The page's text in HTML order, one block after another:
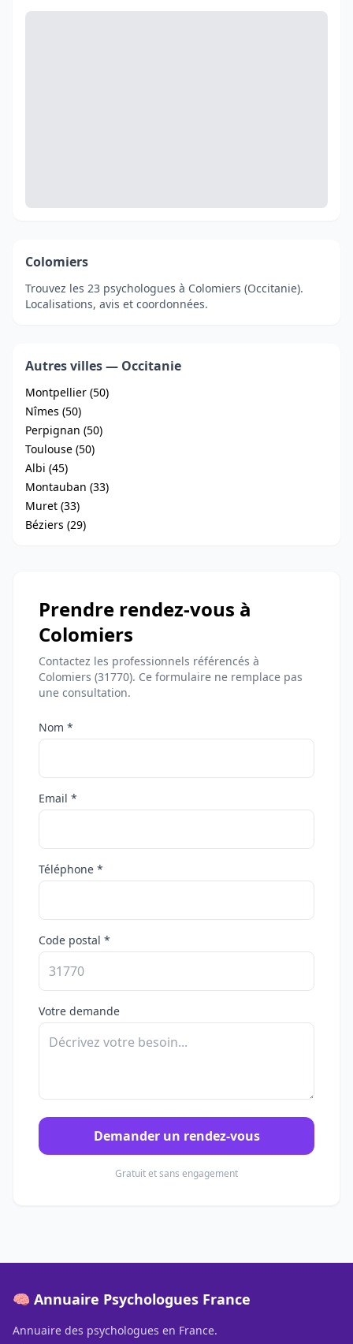
Colomiers
Trouvez les 23 psychologues à Colomiers (Occitanie).
Localisations, avis et coordonnées.
Autres villes — Occitanie
Montpellier (50)
Nîmes (50)
Perpignan (50)
Toulouse (50)
Albi (45)
Montauban (33)
Muret (33)
Béziers (29)
Prendre rendez-vous à
Colomiers
Contactez les professionnels référencés à
Colomiers (31770). Ce formulaire ne remplace pas
une consultation.
Nom *
Email *
Téléphone *
Code postal *
Votre demande
Demander un rendez-vous
Gratuit et sans engagement
🧠 Annuaire Psychologues France
Annuaire des psychologues en France.